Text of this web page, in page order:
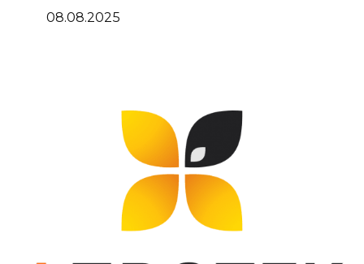
08.08.2025